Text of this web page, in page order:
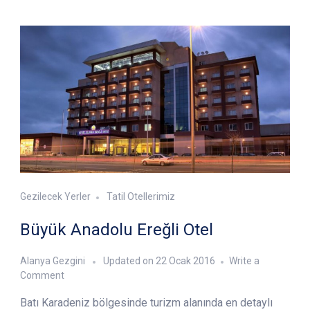
Gezilecek Yerler Tatil Otellerimiz
Büyük Anadolu Ereğli Otel
Alanya Gezgini Updated on 22 Ocak 2016
Write a
Commenton
Anadolu
Batı Karadeniz bölgesinde turizm alanında en detaylı